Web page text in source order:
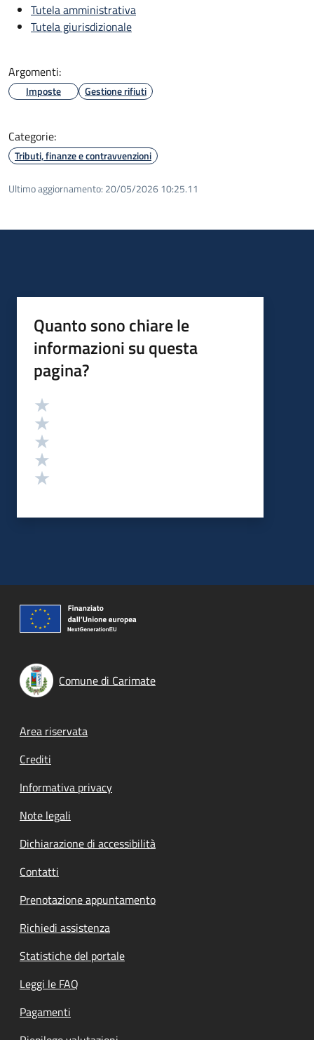
Tutela amministrativa
Tutela giurisdizionale
Argomenti:
Imposte Gestione rifiuti
Categorie:
Tributi, finanze e contravvenzioni
Ultimo aggiornamento: 20/05/2026 10:25.11
Quanto sono chiare le
informazioni su questa
pagina?
Valutazione
Comune di Carimate
Footer menu
Area riservata
Crediti
Informativa privacy
Note legali
Dichiarazione di accessibilità
Contatti
Prenotazione appuntamento
Richiedi assistenza
Statistiche del portale
Leggi le FAQ
Pagamenti